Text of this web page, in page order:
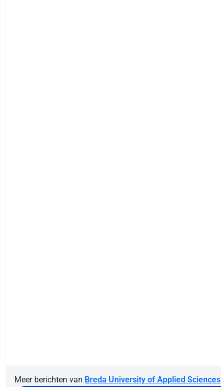
Meer berichten van Breda University of Applied Sciences